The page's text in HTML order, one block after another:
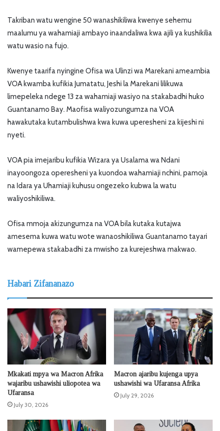
Takriban watu wengine 50 wanashikiliwa kwenye sehemu
maalumu ya wahamiaji ambayo inaandaliwa kwa ajili ya kushikilia
watu wasio na fujo.
Kwenye taarifa nyingine Ofisa wa Ulinzi wa Marekani ameambia
VOA kwamba kufikia Jumatatu, Jeshi la Marekani lilikuwa
limepeleka ndege 13 za wahamiaji wasiyo na stakabadhi huko
Guantanamo Bay. Maofisa waliyozungumza na VOA
hawakutaka kutambulishwa kwa kuwa uperesheni za kijeshi ni
nyeti.
VOA pia imejaribu kufikia Wizara ya Usalama wa Ndani
inayoongoza operesheni ya kuondoa wahamiaji nchini, pamoja
na Idara ya Uhamiaji kuhusu ongezeko kubwa la watu
waliyoshikiliwa.
Ofisa mmoja akizungumza na VOA bila kutaka kutajwa
amesema kuwa watu wote wanaoshikiliwa Guantanamo tayari
wamepewa stakabadhi za mwisho za kurejeshwa makwao.
Habari Zifananazo
Mkakati mpya wa Macron Afrika
wajaribu ushawishi uliopotea wa
Ufaransa
July 30, 2026
Macron ajaribu kujenga upya
ushawishi wa Ufaransa Afrika
July 29, 2026